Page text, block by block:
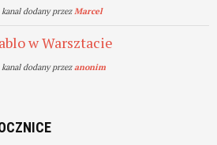
dodany przezMarcel
w Warsztacie
dodany przezanonim